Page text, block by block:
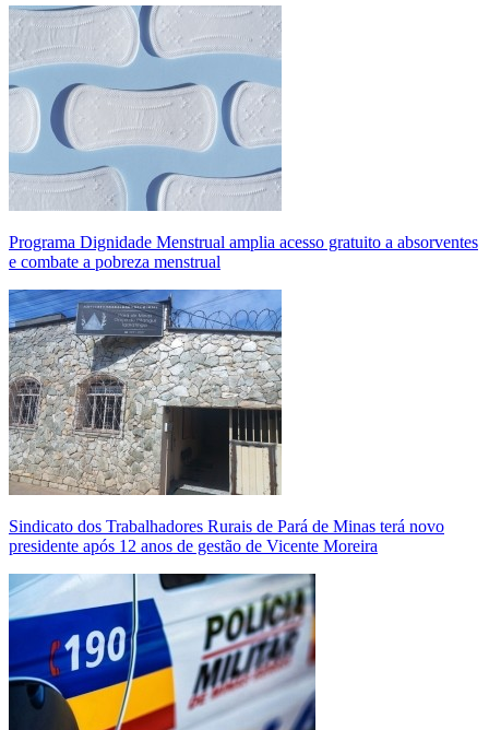
Programa Dignidade Menstrual amplia acesso gratuito a absorventes
e combate a pobreza menstrual
Sindicato dos Trabalhadores Rurais de Pará de Minas terá novo
presidente após 12 anos de gestão de Vicente Moreira